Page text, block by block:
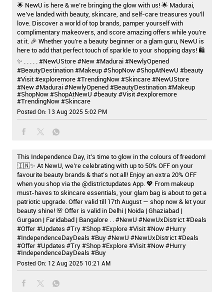
🌟 NewU is here & we’re bringing the glow with us! 🌟 Madurai,
we’ve landed with beauty, skincare, and self-care treasures you’ll
love. Discover a world of top brands, pamper yourself with
complimentary makeovers, and score amazing offers while you’re
at it. 🎉 Whether you’re a beauty beginner or a glam guru, NewU is
here to add that perfect touch of sparkle to your shopping days! 🛍️
✨ . . . . . #NewUStore #New #Madurai #NewlyOpened
#BeautyDestination #Makeup #ShopNow #ShopAtNewU #beauty
#Visit #exploremore #TrendingNow #Skincare#NewUStore
#New#Madurai#NewlyOpened#BeautyDestination#Makeup
#ShopNow#ShopAtNewU #beauty#Visit#exploremore
#TrendingNow#Skincare
Posted On: 13 Aug 2025 5:02 PM
This Independence Day, it’s time to glow in the colours of freedom!
🇮🇳✨ At NewU, we’re celebrating with up to 50% OFF on your
favourite beauty brands & that’s not all! Enjoy an extra 20% OFF
when you shop via the @districtupdates App. 💖 From makeup
must-haves to skincare essentials, your glam bag is about to get a
patriotic upgrade. Offer valid till 17th August — shop now & let your
beauty shine! 🌸 Offer is valid in Delhi | Noida | Ghaziabad |
Gurgaon | Faridabad | Bangalore . . #NewU #NewUxDistrict #Deals
#Offer #Updates #Try #Shop #Explore #Visit #Now #Hurry
#IndependenceDayDeals #Buy#NewU #NewUxDistrict#Deals
#Offer#Updates #Try#Shop#Explore#Visit#Now#Hurry
#IndependenceDayDeals #Buy
Posted On: 12 Aug 2025 10:21 AM